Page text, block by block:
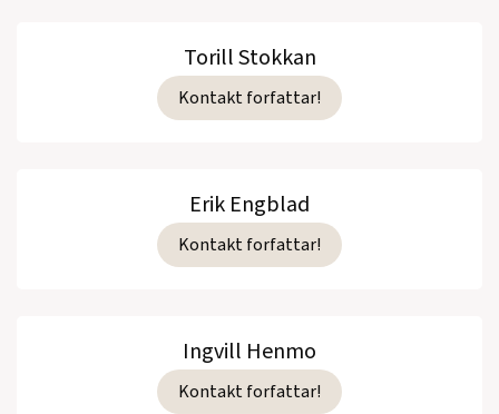
Torill Stokkan
Kontakt forfattar!
Erik Engblad
Kontakt forfattar!
Ingvill Henmo
Kontakt forfattar!